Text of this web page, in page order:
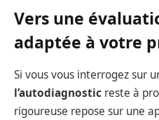
Vers une
adaptée à votre
Si vous vous interrogez sur
l’autodiagnostic reste à
rigoureuse repose sur une